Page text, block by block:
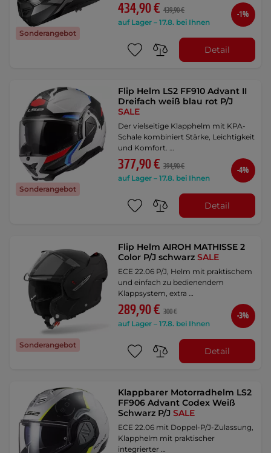
Sonderangebot
434,90 € 439,90 €
auf Lager – 17.8. bei Ihnen
-1%
Detail
Sonderangebot
Flip Helm LS2 FF910 Advant II
Dreifach weiß blau rot P/J
SALE
Der vielseitige Klapphelm mit KPA-
Schale kombiniert Stärke, Leichtigkeit
und Komfort. …
377,90 € 394,90 €
auf Lager – 17.8. bei Ihnen
-4%
Detail
Sonderangebot
Flip Helm AIROH MATHISSE 2
Color P/J schwarzSALE
ECE 22.06 P/J, Helm mit praktischem
und einfach zu bedienendem
Klappsystem, extra …
289,90 € 300 €
auf Lager – 17.8. bei Ihnen
-3%
Detail
Klappbarer Motorradhelm LS2
FF906 Advant Codex Weiß
Schwarz P/JSALE
ECE 22.06 mit Doppel-P/J-Zulassung,
Klapphelm mit praktischer
integrierter …